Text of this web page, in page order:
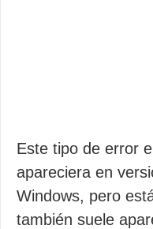
Este tipo de error
apareciera en
Windows, pero
también suele